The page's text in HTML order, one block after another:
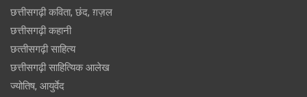
छत्तीसगढ़ी कविता, छंद, ग़ज़ल
छत्तीसगढ़ी कहानी
छत्‍तीसगढ़ी साहित्‍य
छत्तीसगढ़ी साहित्यिक आलेख
ज्योतिष, आयुर्वेद